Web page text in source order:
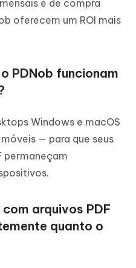
e de compra
oferecem um ROI mais
PDNob funcionam
Windows e macOS
— para que seus
permaneçam
arquivos PDF
quanto o